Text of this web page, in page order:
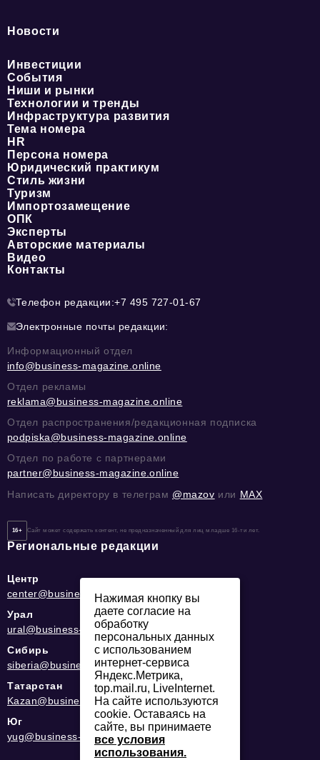
Новости
Инвестиции
События
Ниши и рынки
Технологии и тренды
Инфраструктура развития
Тема номера
HR
Персона номера
Юридический практикум
Стиль жизни
Туризм
Импортозамещение
ОПК
Эксперты
Авторские материалы
Видео
Контакты
Телефон редакции:+7 495 727-01-67
Электронные почты редакции:
Информационный отдел
info@business-magazine.online
Отдел рекламы
reklama@business-magazine.online
Отдел распространения/редакционная подписка
podpiska@business-magazine.online
Отдел по работе с партнерами
partner@business-magazine.online
Написать директору в телеграм @mazov или MAX
16+ Сайт может содержать контент, не предназначенный для лиц младше 16-ти лет.
Региональные редакции
Центр
center@business-magazine.online
Урал
ural@business-magazine.online
Сибирь
siberia@business-magazine.online
Татарстан
Kazan@business-magazine.online
Юг
yug@business-magazine.online
Нажимая кнопку вы
даете согласие на
обработку
персональных данных
с использованием
интернет-сервиса
Яндекс.Метрика,
top.mail.ru, LiveInternet.
На сайте используются
cookie. Оставаясь на
сайте, вы принимаете
все условия
использования.